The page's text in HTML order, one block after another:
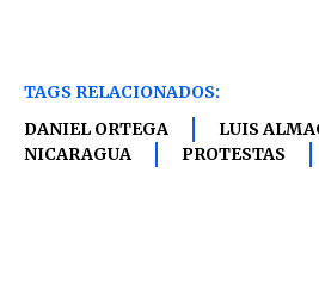
TAGS RELACIONADOS:
DANIEL ORTEGA
LUIS
NICARAGUA
PROTESTAS